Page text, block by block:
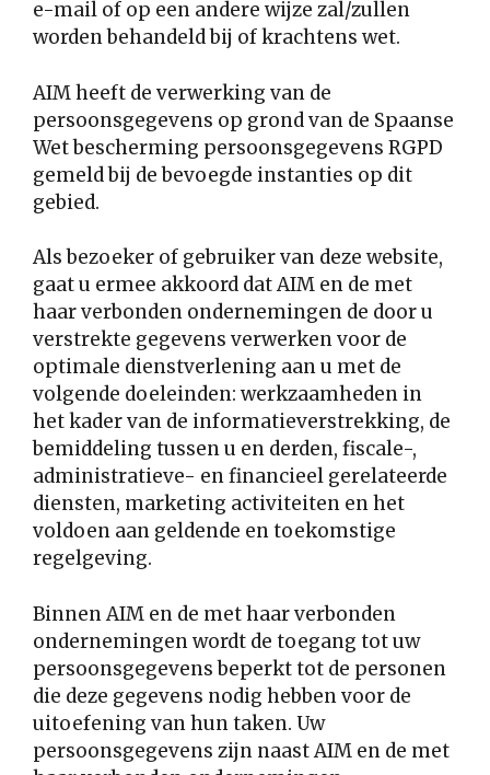
e-mail of op een andere wijze zal/zullen
worden behandeld bij of krachtens wet.
AIM heeft de verwerking van de
persoonsgegevens op grond van de Spaanse
Wet bescherming persoonsgegevens RGPD
gemeld bij de bevoegde instanties op dit
gebied.
Als bezoeker of gebruiker van deze website,
gaat u ermee akkoord dat AIM en de met
haar verbonden ondernemingen de door u
verstrekte gegevens verwerken voor de
optimale dienstverlening aan u met de
volgende doeleinden: werkzaamheden in
het kader van de informatieverstrekking, de
bemiddeling tussen u en derden, fiscale-,
administratieve- en financieel gerelateerde
diensten, marketing activiteiten en het
voldoen aan geldende en toekomstige
regelgeving.
Binnen AIM en de met haar verbonden
ondernemingen wordt de toegang tot uw
persoonsgegevens beperkt tot de personen
die deze gegevens nodig hebben voor de
uitoefening van hun taken. Uw
persoonsgegevens zijn naast AIM en de met